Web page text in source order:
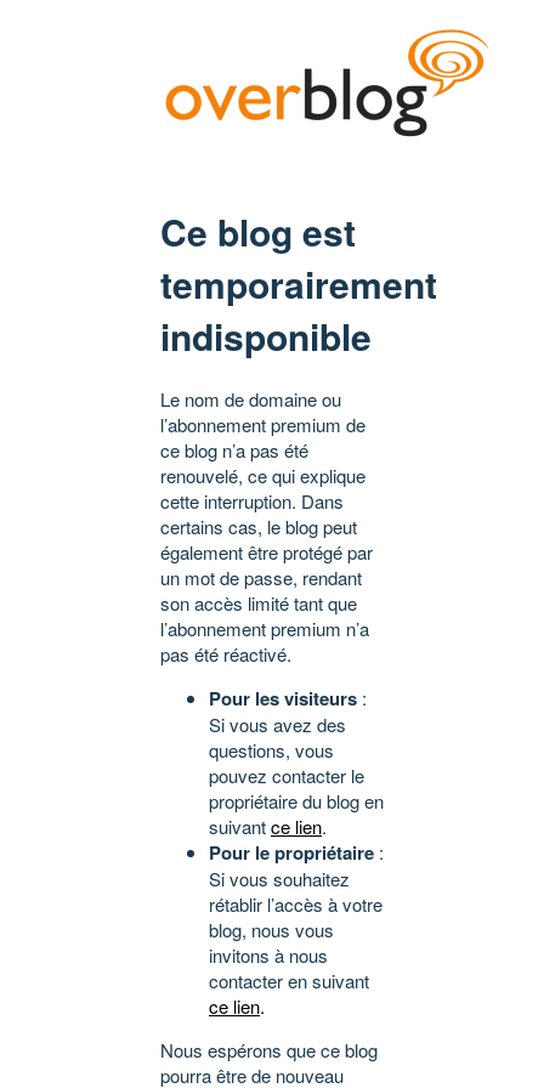
Ce blog est
temporairement
indisponible
Le nom de domaine ou
l’abonnement premium de
ce blog n’a pas été
renouvelé, ce qui explique
cette interruption. Dans
certains cas, le blog peut
également être protégé par
un mot de passe, rendant
son accès limité tant que
l’abonnement premium n’a
pas été réactivé.
Pour les visiteurs :
Si vous avez des
questions, vous
pouvez contacter le
propriétaire du blog en
suivantce lien.
Pour le propriétaire :
Si vous souhaitez
rétablir l’accès à votre
blog, nous vous
invitons à nous
contacter en suivant
ce lien.
Nous espérons que ce blog
pourra être de nouveau